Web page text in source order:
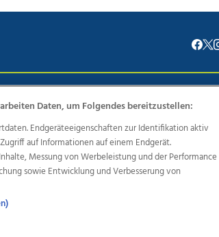
Website Ehrenkodex Politische Werbung
Karriere OÖN Reise
Promenaden Galerien
Daten, um Folgendes bereitzustellen:
Endgeräteeigenschaften zur Identifikation aktiv
auf Informationen auf einem Endgerät.
Messung von Werbeleistung und der Performance
sowie Entwicklung und Verbesserung von